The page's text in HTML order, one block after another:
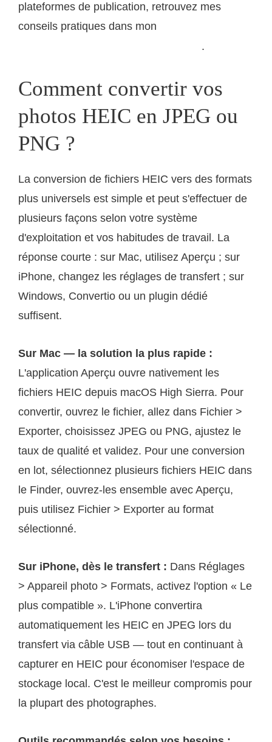
plateformes de publication, retrouvez mes
conseils pratiques dans mon
.
Comment convertir vos
photos HEIC en JPEG ou
PNG ?
La conversion de fichiers HEIC vers des formats
plus universels est simple et peut s'effectuer de
plusieurs façons selon votre système
d'exploitation et vos habitudes de travail. La
réponse courte : sur Mac, utilisez Aperçu ; sur
iPhone, changez les réglages de transfert ; sur
Windows, Convertio ou un plugin dédié
suffisent.
Sur Mac — la solution la plus rapide :
L'application Aperçu ouvre nativement les
fichiers HEIC depuis macOS High Sierra. Pour
convertir, ouvrez le fichier, allez dans Fichier >
Exporter, choisissez JPEG ou PNG, ajustez le
taux de qualité et validez. Pour une conversion
en lot, sélectionnez plusieurs fichiers HEIC dans
le Finder, ouvrez-les ensemble avec Aperçu,
puis utilisez Fichier > Exporter au format
sélectionné.
Sur iPhone, dès le transfert : Dans Réglages
> Appareil photo > Formats, activez l'option « Le
plus compatible ». L'iPhone convertira
automatiquement les HEIC en JPEG lors du
transfert via câble USB — tout en continuant à
capturer en HEIC pour économiser l'espace de
stockage local. C'est le meilleur compromis pour
la plupart des photographes.